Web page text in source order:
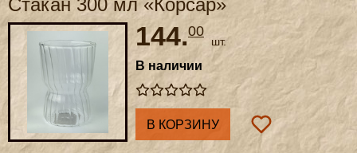
144.00
шт.
В наличии
В КОРЗИНУ